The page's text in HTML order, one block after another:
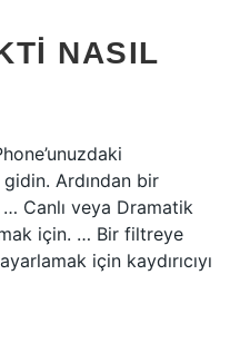
NASIL
Ardından bir
Canlı veya Dramatik
için. … Bir filtreye
için kaydırıcıyı